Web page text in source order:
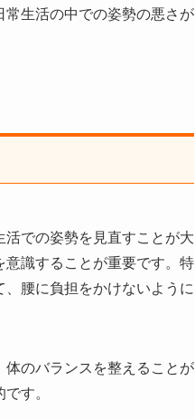
生活の中での姿勢の悪さが
での姿勢を見直すことが大
識することが重要です。特
腰に負担をかけないように
のバランスを整えることが
す。